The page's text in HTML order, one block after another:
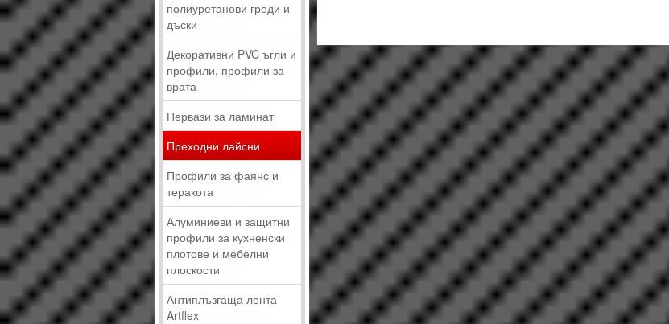
полиуретанови греди и
дъски
Декоративни PVC ъгли и
профили, профили за
врата
Первази за ламинат
Преходни лайсни
Профили за фаянс и
теракота
Алуминиеви и защитни
профили за кухненски
плотове и мебелни
плоскости
Антиплъзгаща лента
Artflex